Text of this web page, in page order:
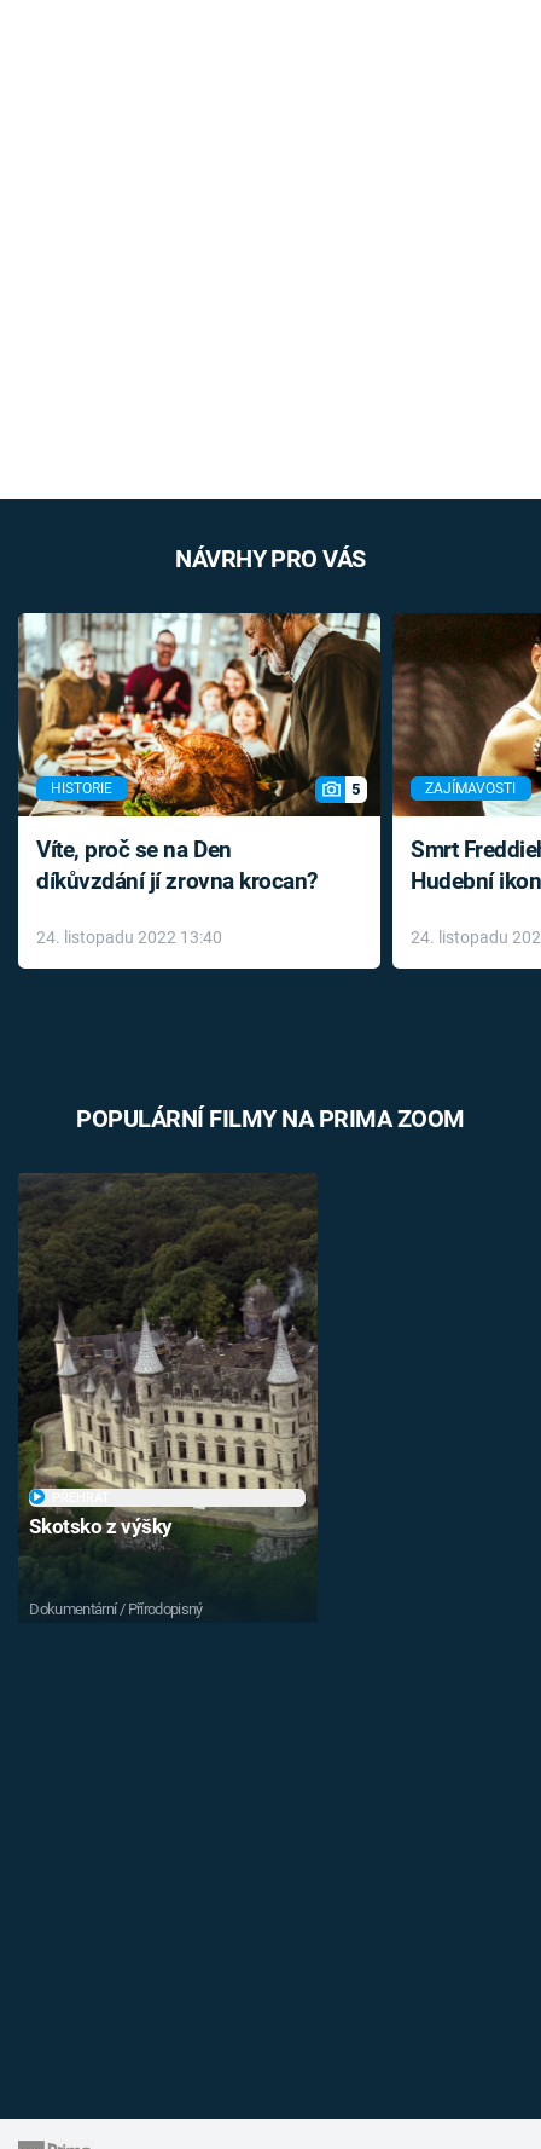
NÁVRHY PRO VÁS
HISTORIE 5
Víte, proč se na Den
díkůvzdání jí zrovna krocan?
24. listopadu 2022 13:40
ZAJÍMAVOSTI
Smrt
Hudební
léky
24. listopadu
POPULÁRNÍ FILMY NA PRIMA ZOOM
Skotsko z výšky
Dokumentární / Přírodopisný